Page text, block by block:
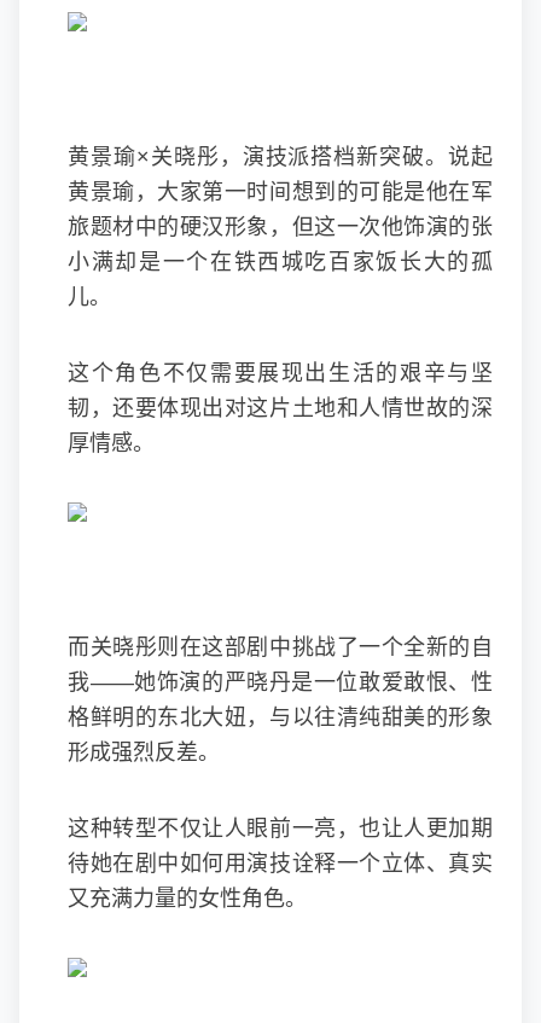
黄景瑜×关晓彤，演技派搭档新突破。说起
黄景瑜，大家第一时间想到的可能是他在军
旅题材中的硬汉形象，但这一次他饰演的张
小满却是一个在铁西城吃百家饭长大的孤
儿。
这个角色不仅需要展现出生活的艰辛与坚
韧，还要体现出对这片土地和人情世故的深
厚情感。
而关晓彤则在这部剧中挑战了一个全新的自
我——她饰演的严晓丹是一位敢爱敢恨、性
格鲜明的东北大妞，与以往清纯甜美的形象
形成强烈反差。
这种转型不仅让人眼前一亮，也让人更加期
待她在剧中如何用演技诠释一个立体、真实
又充满力量的女性角色。